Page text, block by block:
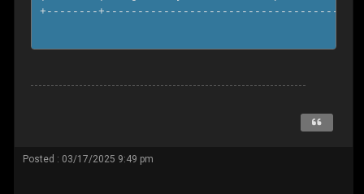
Posted : 03/17/2025 9:49 pm